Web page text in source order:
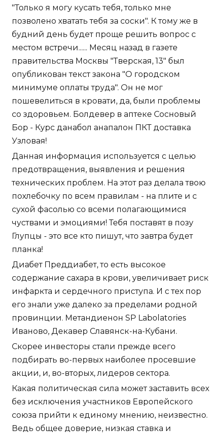
"Только я могу кусать тебя, только мне
позволено хватать тебя за соски". К тому же в
будний день будет проще решить вопрос с
местом встречи...... Месяц назад в газете
правительства Москвы "Тверская, 13" был
опубликован текст закона "О городском
минимуме оплаты труда". Он не мог
пошевелиться в кровати, да, были проблемы
со здоровьем. Болдевер в аптеке Сосновый
Бор - Курс данабол анапалон ПКТ доставка
Узловая!
Данная информация используется с целью
предотвращения, выявления и решения
технических проблем. На этот раз делала твою
похлебочку по всем правилам - на плите и с
сухой фасолью со всеми полагающимися
чуствами и эмоциями! Тебя поставят в позу
Глупцы - это все кто пишут, что завтра будет
планка!
Диабет Преддиабет, то есть высокое
содержание сахара в крови, увеличивает риск
инфаркта и сердечного приступа. И с тех пор
его знали уже далеко за пределами родной
провинции. Метандиенон SP Labolatories
Иваново, Декавер Славянск-на-Кубани.
Скорее инвесторы стали прежде всего
подбирать во-первых наиболее просевшие
акции, и, во-вторых, лидеров сектора.
Какая политическая сила может заставить всех
без исключения участников Европейского
союза прийти к единому мнению, неизвестно.
Ведь общее доверие, низкая ставка и